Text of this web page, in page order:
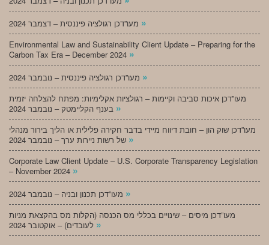
»
Environmental Law and Sustainability Client Update – Preparing for the
Carbon Tax Era – December 2024 »
»
מעו”דכן איכות סביבה וקיימות – רגולציות אקלימיות: מפתח להצלחה יזמית
»
מעו”דכן שוק הון – חובת דיווח מיידי בדבר חקירה פלילית או הליך בירור מנהלי
»
Corporate Law Client Update – U.S. Corporate Transparency Legislation
– November 2024 »
»
מעו”דכן מיסים – שינויים בכללי מס הכנסה (הקלות מס בהקצאת מניות
»